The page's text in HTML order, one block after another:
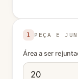
1 PEÇA E
Área a ser